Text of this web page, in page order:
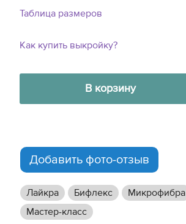
Таблица размеров
Как купить выкройку?
В корзину
Добавить фото-отзыв
Лайкра Бифлекс
Микрофибра
Мастер-класс